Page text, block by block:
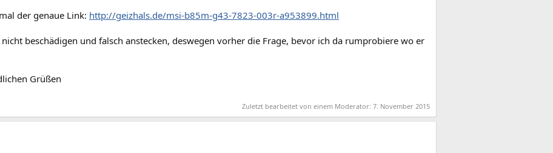
der genaue Link: http://geizhals.de/msi-b85m-g43-7823-003r-a953899.html
beschädigen und falsch anstecken, deswegen vorher die Frage, bevor ich da rumprobiere wo er
Grüßen
Zuletzt bearbeitet von einem Moderator: 7. November 2015